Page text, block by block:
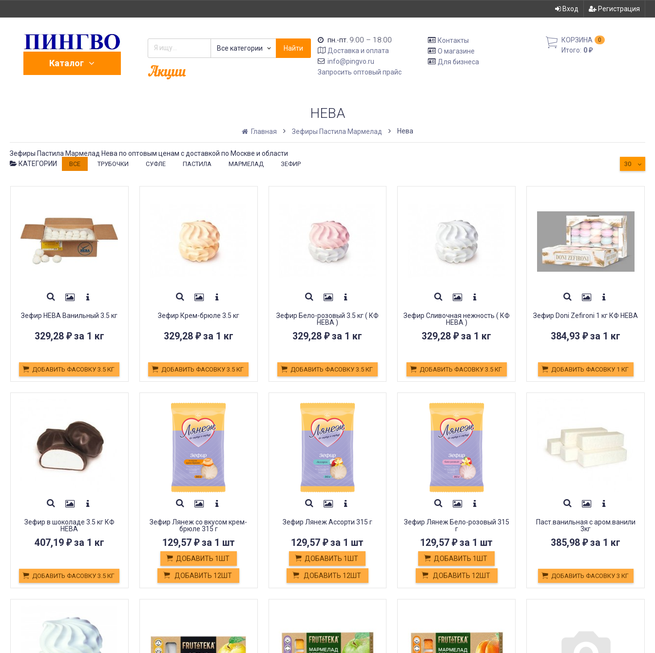
Вход Регистрация
Каталог
Все категории Найти
пн.-пт. 9:00 – 18:00
Доставка и оплата
info@pingvo.ru
Запросить оптовый прайс
Контакты
О магазине
Для бизнеса
КОРЗИНА 0
Итого: 0₽
НЕВА
Главная Зефиры Пастила Мармелад Нева
Зефиры Пастила Мармелад Нева по оптовым ценам с доставкой по Москве и области
КАТЕГОРИИ
ВСЕ ТРУБОЧКИ СУФЛЕ ПАСТИЛА МАРМЕЛАД ЗЕФИР 30
Зефир НЕВА Ванильный 3.5 кг
329,28 ₽за 1 кг
ДОБАВИТЬ ФАСОВКУ 3.5 КГ
Зефир Крем-брюле 3.5 кг
329,28 ₽за 1 кг
ДОБАВИТЬ ФАСОВКУ 3.5 КГ
Зефир Бело-розовый 3.5 кг ( КФ
НЕВА )
329,28₽за 1 кг
ДОБАВИТЬ ФАСОВКУ 3.5 КГ
Зефир Сливочная нежность ( КФ
НЕВА )
329,28₽за 1 кг
ДОБАВИТЬ ФАСОВКУ 3.5 КГ
Зефир Doni Zefironi 1 кг КФ НЕВА
384,93₽за 1 кг
ДОБАВИТЬ ФАСОВКУ 1 КГ
Зефир в шоколаде 3.5 кг КФ
НЕВА
407,19 ₽за 1 кг
ДОБАВИТЬ ФАСОВКУ 3.5 КГ
Зефир Лянеж со вкусом крем-
брюле 315 г
129,57 ₽за 1 шт
ДОБАВИТЬ 1ШТ
ДОБАВИТЬ 12ШТ
Зефир Лянеж Ассорти 315 г
129,57₽за 1 шт
ДОБАВИТЬ 1ШТ
ДОБАВИТЬ 12ШТ
Зефир Лянеж Бело-розовый 315
г
129,57₽за 1 шт
ДОБАВИТЬ 1ШТ
ДОБАВИТЬ 12ШТ
Паст.ванильная с аром.ванили
3кг
385,98₽за 1 кг
ДОБАВИТЬ ФАСОВКУ 3 КГ